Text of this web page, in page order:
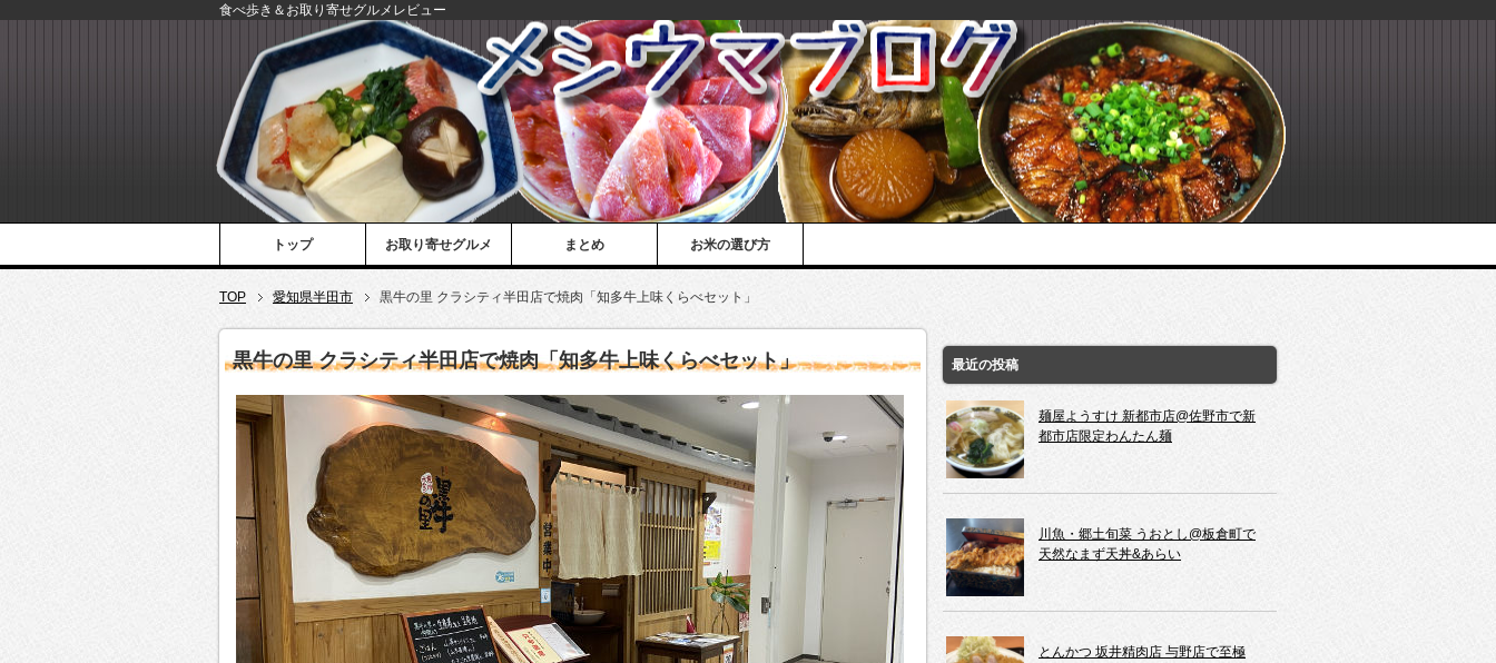
食べ歩き＆お取り寄せグルメレビュー
トップ お取り寄せグルメ まとめ お米の選び方
TOP 愛知県半田市 黒牛の里 クラシティ半田店で焼肉「知多牛上味くらべセット」
黒牛の里 クラシティ半田店で焼肉「知多牛上味くらべセット」 最近の投稿
麺屋ようすけ 新都市店@佐野市で新
都市店限定わんたん麺
川魚・郷土旬菜 うおとし@板倉町で
天然なまず天丼&あらい
とんかつ 坂井精肉店 与野店で至極